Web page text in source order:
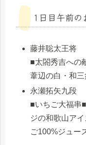
1日目午前の
藤井聡太王将
■太閤秀吉への
葦辺の白・和三
永瀬拓矢九段
■いちご大福串
ジの和歌山ア
ご100%ジュー